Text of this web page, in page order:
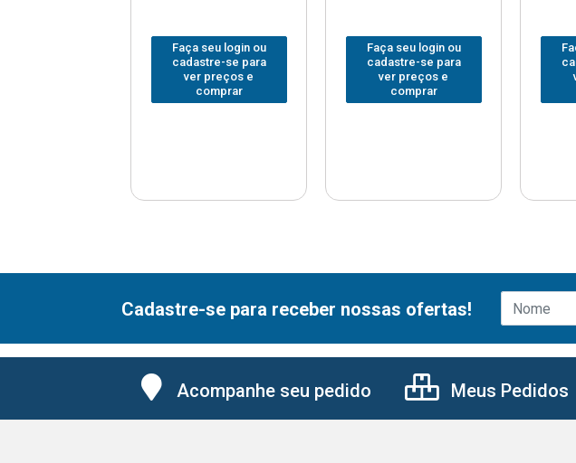
Faça seu login ou
cadastre-se para
ver preços e
comprar
Faça seu login ou
cadastre-se para
ver preços e
comprar
Cadastre-se para receber nossas ofertas!
Acompanhe seu pedido Meus Pedidos